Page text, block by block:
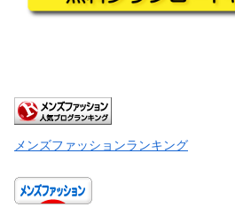
メンズファッションランキング